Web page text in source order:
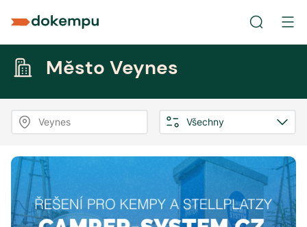
Město Veynes
Veynes Všechny